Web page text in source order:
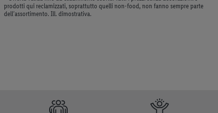
prodotti qui reclamizzati, soprattutto quelli non-food, non fanno sempre parte
dell’assortimento. Ill. dimostrativa.